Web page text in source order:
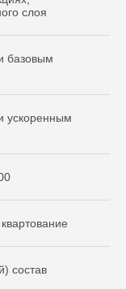
слоя
базовым
ускоренным
состав